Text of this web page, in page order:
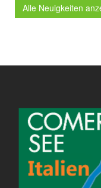
Alle Neuigkeiten